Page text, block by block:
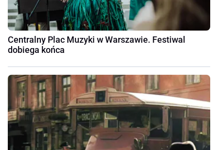
Centralny Plac Muzyki w Warszawie. Festiwal
dobiega końca